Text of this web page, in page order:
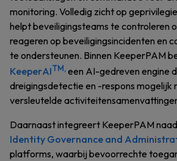
monitoring. Volledig zicht op
helpt beveiligingsteams te controleren
reageren op beveiligingsincidenten en
te ondersteunen. Binnen KeeperPAM
KeeperAITM, een AI-gedreven engine
dreigingsdetectie en -respons mogelijk
versleutelde
Daarnaast integreert KeeperPAM
Identity Governance and
platforms, waarbij bevoorrechte